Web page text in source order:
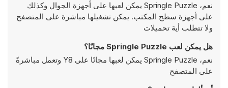
نعم، Springle Puzzle يمكن لعبها على أجهزة الجوال وكذلك
على أجهزة سطح المكتب. يمكن تشغيلها مباشرة على المتصفح
ولا تتطلب أية تحميلات
هل يمكن لعب Springle Puzzle مجانًا؟
نعم، Springle Puzzle يمكن لعبها مجانًا على Y8 وتعمل مباشرةً
على المتصفح